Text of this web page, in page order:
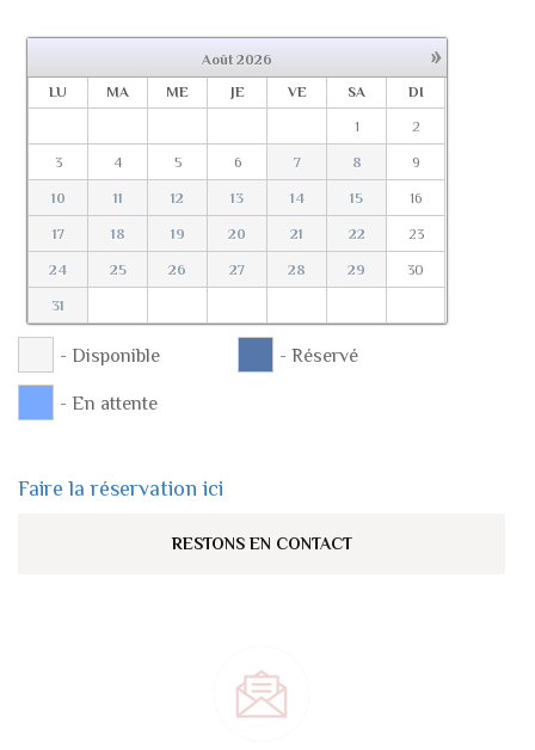
»
Août 2026
LU
MA ME JE VE SA DI
1 2
3 4 5 6 7 8 9
10 11 12 13 14 15 16
17 18 19 20 21 22 23
24 25 26 27 28 29 30
31
- Disponible - Réservé
- En attente
Faire la réservation ici
RESTONS EN CONTACT